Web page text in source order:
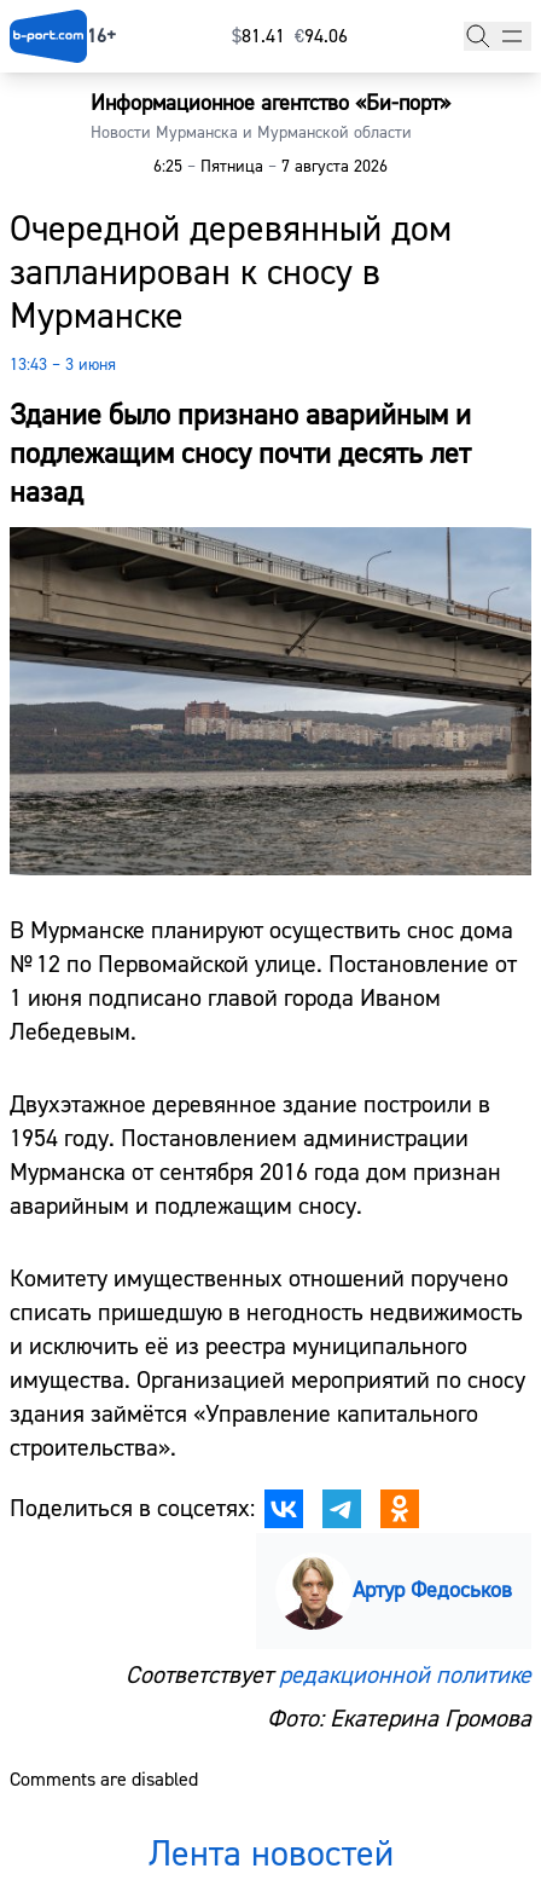
16+ $⁠81.41 €⁠94.06
Информационное агентство «Би-порт»
Новости Мурманска и Мурманской области
6:25 – Пятница – 7 августа 2026
Очередной деревянный дом
запланирован к сносу в
Мурманске
13:43 – 3 июня
Здание было признано аварийным и
подлежащим сносу почти десять лет
назад
В Мурманске планируют осуществить снос дома
№ 12 по Первомайской улице. Постановление от
1 июня подписано главой города Иваном
Лебедевым.
Двухэтажное деревянное здание построили в
1954 году. Постановлением администрации
Мурманска от сентября 2016 года дом признан
аварийным и подлежащим сносу.
Комитету имущественных отношений поручено
списать пришедшую в негодность недвижимость
и исключить её из реестра муниципального
имущества. Организацией мероприятий по сносу
здания займётся «Управление капитального
строительства».
Поделиться в соцсетях:
Артур Федоськов
Соответствуетредакционной политике
Фото: Екатерина Громова
Comments are disabled
Лента новостей
Главная
Наши гости
Фоторепортажи
Погода
Курсы валют